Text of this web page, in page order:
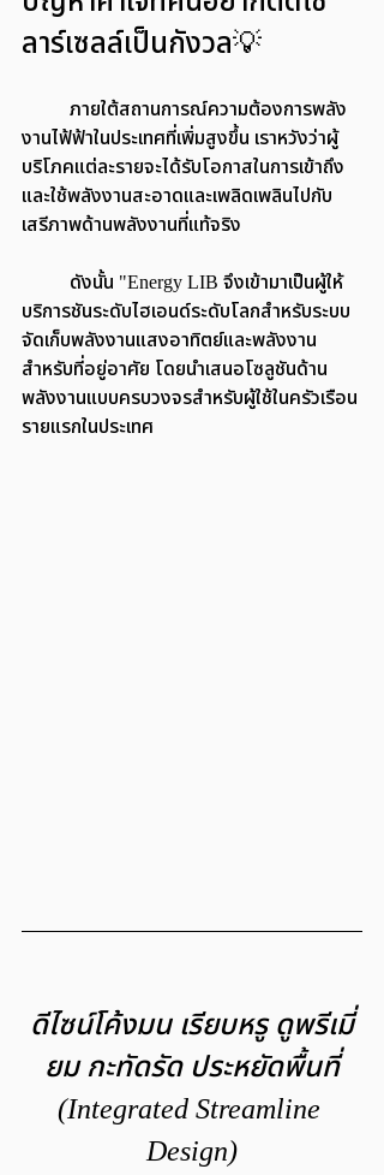
ลาร์เซลล์เป็นกังวล💡
งานไฟ้ฟ้าในประเทศที่เพิ่มสูงขึ้น เราหวังว่าผู้
บริโภคแต่ละรายจะได้รับโอกาสในการเข้าถึง
และใช้พลังงานสะอาดและเพลิดเพลินไปกับ
เสรีภาพด้านพลังงานที่แท้จริง
บริการชันระดับไฮเอนด์ระดับโลกสำหรับระบบ
จัดเก็บพลังงานแสงอาทิตย์และพลังงาน
สำหรับที่อยู่อาศัย โดยนำเสนอโซลูชันด้าน
พลังงานแบบครบวงจรสำหรับผู้ใช้ในครัวเรือน
รายแรกในประเทศ
ดีไซน์โค้งมน เรียบหรู ดูพรีเมี่
ยม กะทัดรัด ประหยัดพื้นที่
(Integrated Streamline
Design)